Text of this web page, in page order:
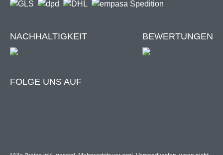
NACHHALTIGKEIT BEWERTUNGEN
FOLGE UNS AUF